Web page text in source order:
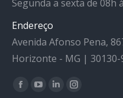
Segunda a sexta de 08h
Endereço
Avenida Afonso Pena,
Horizonte - MG | 30130-
Facebook
YouTube
LinkedinInstagram